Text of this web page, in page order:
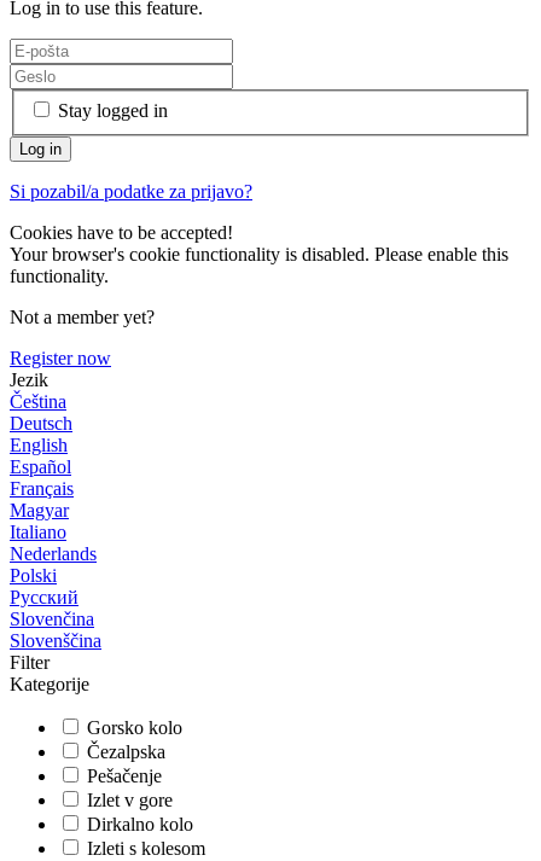
Log in to use this feature.
Stay logged in
Si pozabil/a podatke za prijavo?
Cookies have to be accepted!
Your browser's cookie functionality is disabled. Please enable this
functionality.
Not a member yet?
Register now
Jezik
Čeština
Deutsch
English
Español
Français
Magyar
Italiano
Nederlands
Polski
Русский
Slovenčina
Slovenščina
Filter
Kategorije
Gorsko kolo
Čezalpska
Pešačenje
Izlet v gore
Dirkalno kolo
Izleti s kolesom